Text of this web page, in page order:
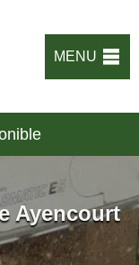
MENU
Ayencourt